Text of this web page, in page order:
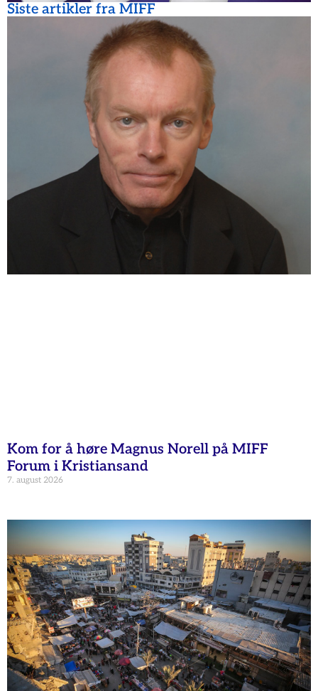
Siste artikler fra MIFF
Kom for å høre Magnus Norell på MIFF
Forum i Kristiansand
7. august 2026